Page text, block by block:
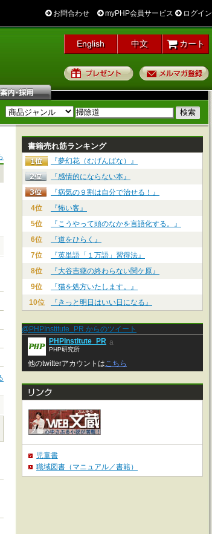
お問合わせ myPHP会員サービス ログイン
English 中文 カート
プレゼント
書籍売れ筋ランキング
『夢幻花（むげんばな）』
『感情的にならない本』
『病気の９割は自分で治せる！』
4位
『怖い客』
5位
『こうやって頭のなかを言語化する。』
6位
『道をひらく』
7位
『英単語「１万語」習得法』
8位
『大谷吉継の終わらない関ケ原』
9位
『猫を処方いたします。』
10位
『きっと明日はいい日になる』
@PHPInstitute_PR からのツイート
PHPInstitute_PR
PHP研究所
a
他のtwitterアカウントはこちら
児童書
職域図書（マニュアル／書籍）